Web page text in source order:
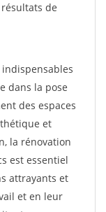
de
dans la pose
des espaces
et
la rénovation
est essentiel
attrayants et
et en leur